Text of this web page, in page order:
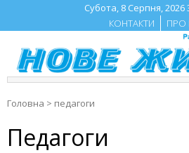
content
Субота, 8 Серпня, 2026
КОНТАКТИ
ПРО
Головна > педагоги
Педагоги